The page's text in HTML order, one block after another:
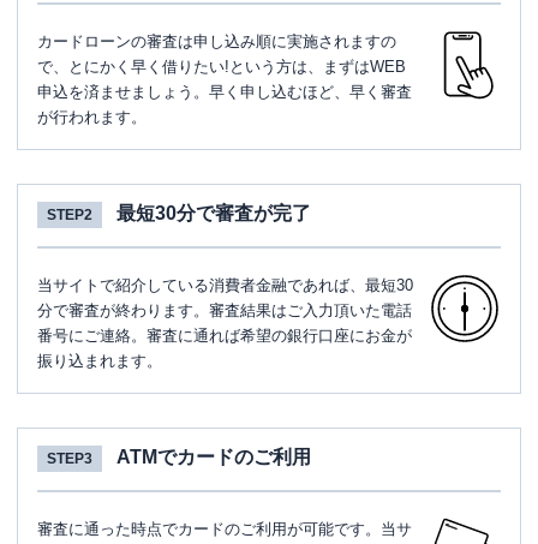
カードローンの審査は申し込み順に実施されますの
で、とにかく早く借りたい!という方は、まずはWEB
申込を済ませましょう。早く申し込むほど、早く審査
が行われます。
STEP2 最短30分で審査が完了
当サイトで紹介している消費者金融であれば、最短30
分で審査が終わります。審査結果はご入力頂いた電話
番号にご連絡。審査に通れば希望の銀行口座にお金が
振り込まれます。
STEP3 ATMでカードのご利用
審査に通った時点でカードのご利用が可能です。当サ